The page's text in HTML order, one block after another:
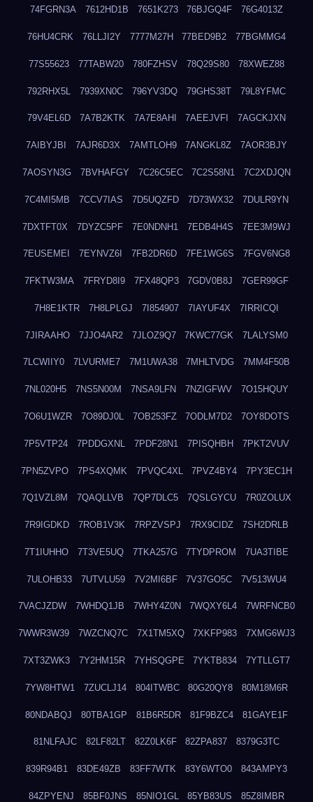
74FGRN3A 7612HD1B 7651K273 76BJGQ4F 76G4013Z
76HU4CRK 76LLJI2Y 7777M27H 77BED9B2 77BGMMG4
77S55623 77TABW20 780FZHSV 78Q29S80 78XWEZ88
792RHX5L 7939XN0C 796YV3DQ 79GHS38T 79L8YFMC
79V4EL6D 7A7B2KTK 7A7E8AHI 7AEEJVFI 7AGCKJXN
7AIBYJBI 7AJR6D3X 7AMTLOH9 7ANGKL8Z 7AOR3BJY
7AOSYN3G 7BVHAFGY 7C26C5EC 7C2S58N1 7C2XDJQN
7C4MI5MB 7CCV7IAS 7D5UQZFD 7D73WX32 7DULR9YN
7DXTFT0X 7DYZC5PF 7E0NDNH1 7EDB4H4S 7EE3M9WJ
7EUSEMEI 7EYNVZ6I 7FB2DR6D 7FE1WG6S 7FGV6NG8
7FKTW3MA 7FRYD8I9 7FX48QP3 7GDV0B8J 7GER99GF
7H8E1KTR 7H8LPLGJ 7I854907 7IAYUF4X 7IRRICQI
7JIRAAHO 7JJO4AR2 7JLOZ9Q7 7KWC77GK 7LALYSM0
7LCWIIY0 7LVURME7 7M1UWA38 7MHLTVDG 7MM4F50B
7NL020H5 7NS5N00M 7NSA9LFN 7NZIGFWV 7O15HQUY
7O6U1WZR 7O89DJ0L 7OB253FZ 7ODLM7D2 7OY8DOTS
7P5VTP24 7PDDGXNL 7PDF28N1 7PISQHBH 7PKT2VUV
7PN5ZVPO 7PS4XQMK 7PVQC4XL 7PVZ4BY4 7PY3EC1H
7Q1VZL8M 7QAQLLVB 7QP7DLC5 7QSLGYCU 7R0ZOLUX
7R9IGDKD 7ROB1V3K 7RPZVSPJ 7RX9CIDZ 7SH2DRLB
7T1IUHHO 7T3VE5UQ 7TKA257G 7TYDPROM 7UA3TIBE
7ULOHB33 7UTVLU59 7V2MI6BF 7V37GO5C 7V513WU4
7VACJZDW 7WHDQ1JB 7WHY4Z0N 7WQXY6L4 7WRFNCB0
7WWR3W39 7WZCNQ7C 7X1TM5XQ 7XKFP983 7XMG6WJ3
7XT3ZWK3 7Y2HM15R 7YHSQGPE 7YKTB834 7YTLLGT7
7YW8HTW1 7ZUCLJ14 804ITWBC 80G20QY8 80M18M6R
80NDABQJ 80TBA1GP 81B6R5DR 81F9BZC4 81GAYE1F
81NLFAJC 82LF82LT 82Z0LK6F 82ZPA837 8379G3TC
839R94B1 83DE49ZB 83FF7WTK 83Y6WTO0 843AMPY3
84ZPYENJ 85BF0JNS 85NIO1GL 85YB83US 85Z8IMBR